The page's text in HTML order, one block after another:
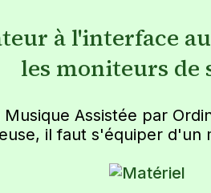
à l'interface
les moniteurs de
Assistée par
il faut s'équiper d'un